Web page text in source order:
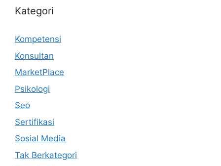
Kategori
Kompetensi
Konsultan
MarketPlace
Psikologi
Seo
Sertifikasi
Sosial Media
Tak Berkategori